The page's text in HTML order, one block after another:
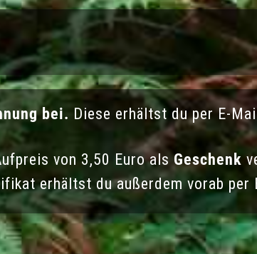
bei. Diese erhältst du per E-
von 3,50 Euro alsGeschenk
erhältst du außerdem vorab per